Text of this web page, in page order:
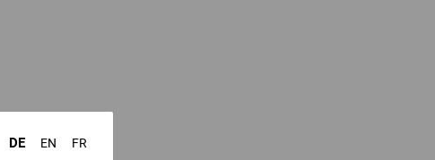
DE EN FR